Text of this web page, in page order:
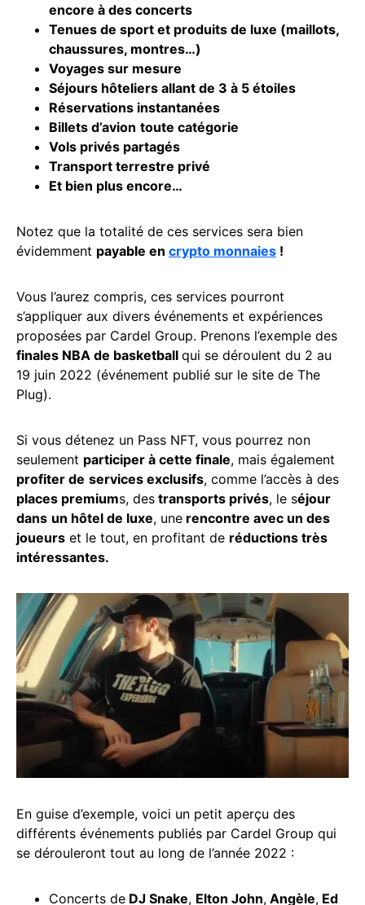
encore à des concerts
Tenues de sport et produits de luxe (maillots,
chaussures, montres…)
Voyages sur mesure
Séjours hôteliers allant de 3 à 5 étoiles
Réservations instantanées
Billets d’avion toute catégorie
Vols privés partagés
Transport terrestre privé
Et bien plus encore…
Notez que la totalité de ces services sera bien
évidemment payable en crypto monnaies !
Vous l’aurez compris, ces services pourront
s’appliquer aux divers événements et expériences
proposées par Cardel Group. Prenons l’exemple des
finales NBA de basketball qui se déroulent du 2 au
19 juin 2022 (événement publié sur le site de The
Plug).
Si vous détenez un Pass NFT, vous pourrez non
seulement participer à cette finale, mais également
profiter de services exclusifs, comme l’accès à des
places premiums, des transports privés, le séjour
dans un hôtel de luxe, une rencontre avec un des
joueurs et le tout, en profitant de réductions très
intéressantes.
En guise d’exemple, voici un petit aperçu des
différents événements publiés par Cardel Group qui
se dérouleront tout au long de l’année 2022 :
Concerts de DJ Snake, Elton John, Angèle, Ed